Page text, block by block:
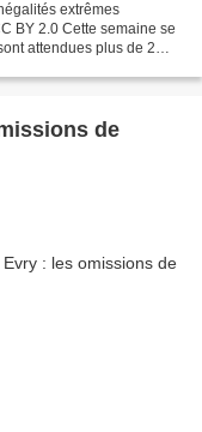
extrêmes
BY 2.0 Cette semaine se
attendues plus de 2
de